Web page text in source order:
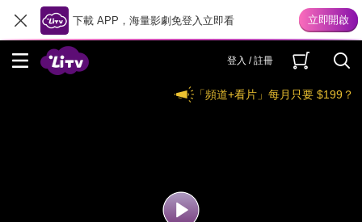
下載 APP，海量影劇免登入立即看
登入 / 註冊
「頻道+看片」每月只要 $199？